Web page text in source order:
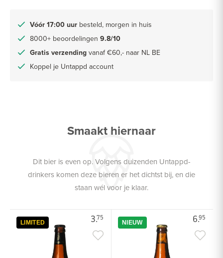
Vóór 17:00 uur besteld, morgen in huis
8000+ beoordelingen 9.8/10
Gratis verzending vanaf €60,- naar NL BE
Koppel je Untappd account
Smaakt hiernaar
Dit bier is even op. Volgens duizenden Untappd-
drinkers komen deze bieren er het dichtst bij, en die
staan wél voor je klaar.
3.75
LIMITED 6.95
NIEUW